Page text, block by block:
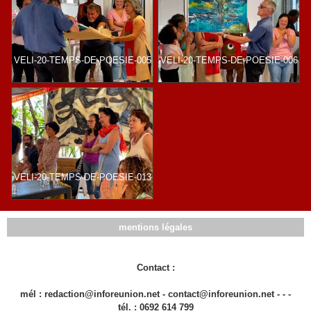
VELI-20-TEMPS-DE-POESIE-005 VELI-20-TEMPS-DE-POESIE-006
VELI-20-TEMPS-DE-POESIE-013
mentions légales
Contact :
mél : redaction@inforeunion.net - contact@inforeunion.net - - -
tél. : 0692 614 799